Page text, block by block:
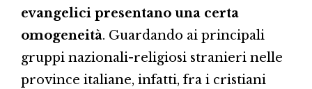
evangelici presentano una certa
omogeneità. Guardando ai principali
gruppi nazionali-religiosi stranieri nelle
province italiane, infatti, fra i cristiani